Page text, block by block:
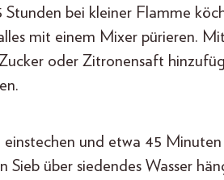
bei kleiner Flamme
mit einem Mixer pürieren.
oder Zitronensaft
und etwa 45
Sieb über siedendes Wasser